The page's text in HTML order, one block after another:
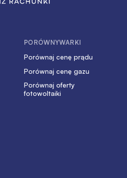
PORÓWNYWARKI
Porównaj cenę prądu
Porównaj cenę gazu
Porównaj oferty
fotowoltaiki